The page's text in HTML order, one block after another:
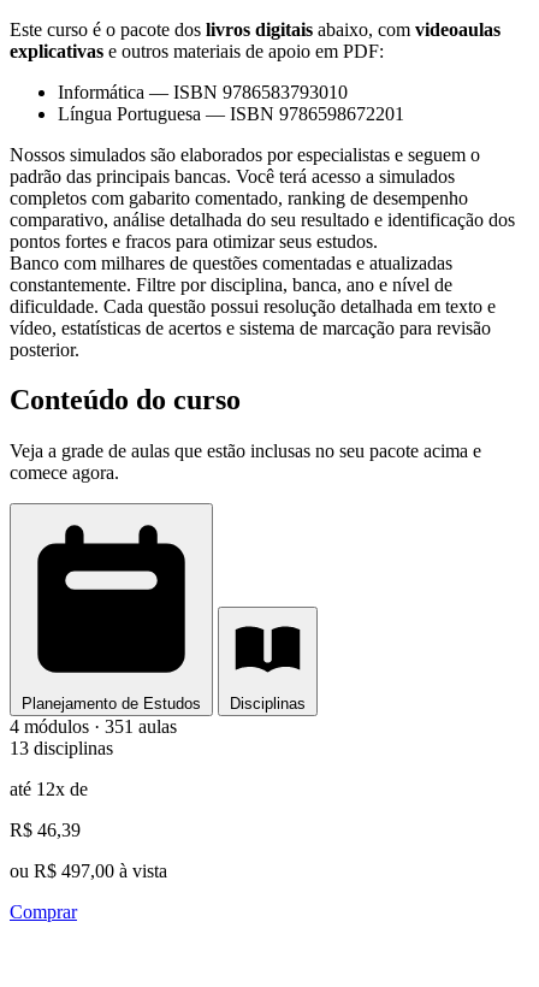
Este curso é o pacote dos livros digitais abaixo, com videoaulas
explicativas e outros materiais de apoio em PDF:
Informática — ISBN 9786583793010
Língua Portuguesa — ISBN 9786598672201
Nossos simulados são elaborados por especialistas e seguem o
padrão das principais bancas. Você terá acesso a simulados
completos com gabarito comentado, ranking de desempenho
comparativo, análise detalhada do seu resultado e identificação dos
pontos fortes e fracos para otimizar seus estudos.
Banco com milhares de questões comentadas e atualizadas
constantemente. Filtre por disciplina, banca, ano e nível de
dificuldade. Cada questão possui resolução detalhada em texto e
vídeo, estatísticas de acertos e sistema de marcação para revisão
posterior.
Conteúdo do curso
Veja a grade de aulas que estão inclusas no seu pacote acima e
comece agora.
Planejamento de Estudos Disciplinas
4 módulos · 351 aulas
13 disciplinas
até 12x de
R$ 46,39
ou R$ 497,00 à vista
Comprar